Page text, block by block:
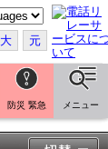
大 元
防災 緊急 メニュー